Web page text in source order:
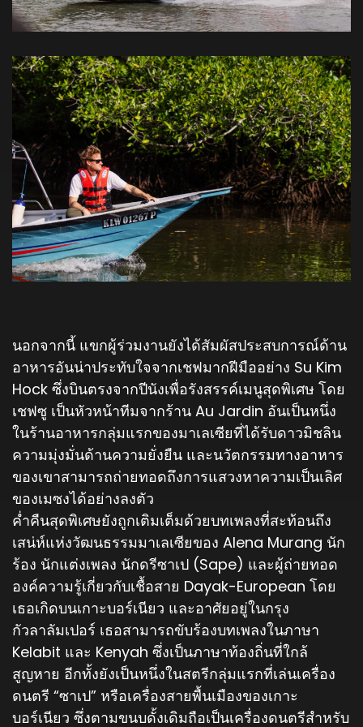
นอกจากนี้ แขกผู้ร่วมงานยังได้สัมผัสประสบการณ์ด้าน
อาหารอันน่าประทับใจจากเชฟมากฝีมืออย่าง Su Kim
Hock ซึ่งบินตรงจากปีนังเพื่อรังสรรค์เมนูสุดพิเศษ โดย
เชฟซู เป็นหัวหน้าทีมจากร้าน Au Jardin อันเป็นหนึ่ง
ในร้านอาหารกลุ่มแรกของมาเลเซียที่ได้รับดาวมิชลิน
ความมุ่งมั่นด้านความยั่งยืน และนวัตกรรมทางอาหาร
ของเขาสามารถถ่ายทอดถึงการแสวงหาความเป็นเลิศ
ของเมซงได้อย่างลงตัว
ค่ำคืนสุดพิเศษยังถูกเติมเต็มด้วยบทเพลงที่สะท้อนถึง
เสน่ห์แห่งวัฒนธรรมมาเลเซียของ Alena Murang นัก
ร้อง นักแต่งเพลง นักดรีซาเป (Sape) และผู้ถ่ายทอด
องค์ความรู้เกี่ยวกับเชื้อสาย Dayak-European โดย
เธอเกิดบนเกาะบอร์เนียว และอาศัยอยู่ในกรุง
กัวลาลัมเปอร์ เธอสามารถขับร้องบทเพลงในภาษา
Kelabit และ Kenyah ซึ่งเป็นภาษาท้องถิ่นที่ใกล้
สูญหาย อีกทั้งยังเป็นหนึ่งในสตรีกลุ่มแรกที่เล่นเครื่อง
ดนตรี “ซาเป” หรือเครื่องสายพื้นเมืองของเกาะ
บอร์เนียว ซึ่งตามขนบดั้งเดิมถือเป็นเครื่องดนตรีสำหรับ